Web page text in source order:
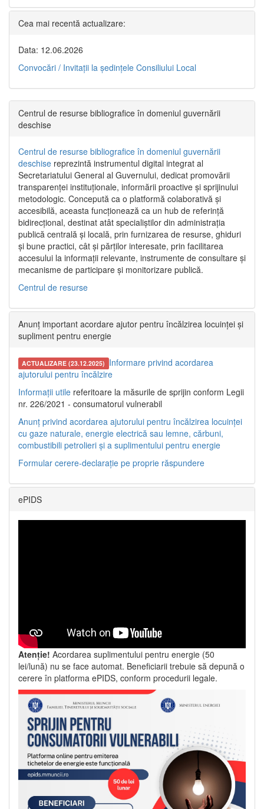
Cea mai recentă actualizare:
Data: 12.06.2026
Convocări / Invitaţii la şedinţele Consiliului Local
Centrul de resurse bibliografice în domeniul guvernării
deschise
Centrul de resurse bibliografice în domeniul guvernării
deschise reprezintă instrumentul digital integrat al
Secretariatului General al Guvernului, dedicat promovării
transparenței instituționale, informării proactive și sprijinului
metodologic. Concepută ca o platformă colaborativă și
accesibilă, aceasta funcționează ca un hub de referință
bidirecțional, destinat atât specialiștilor din administrația
publică centrală și locală, prin furnizarea de resurse, ghiduri
și bune practici, cât și părților interesate, prin facilitarea
accesului la informații relevante, instrumente de consultare și
mecanisme de participare și monitorizare publică.
Centrul de resurse
Anunț important acordare ajutor pentru încălzirea locuinței și
supliment pentru energie
ACTUALIZARE (23.12.2025) Informare privind acordarea
ajutorului pentru încălzire
Informații utile referitoare la măsurile de sprijin conform Legii
nr. 226/2021 - consumatorul vulnerabil
Anunț privind acordarea ajutorului pentru încălzirea locuinței
cu gaze naturale, energie electrică sau lemne, cărbuni,
combustibili petrolieri și a suplimentului pentru energie
Formular cerere-declarație pe proprie răspundere
ePIDS
Atenție! Acordarea suplimentului pentru energie (50
lei/lună) nu se face automat. Beneficiarii trebuie să depună o
cerere în platforma ePIDS, conform procedurii legale.